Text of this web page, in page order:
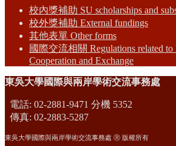
校內獎補助 SU scholarships and
校外獎補助 External fundings
其他表單 Other forms
國際交流相關 Regulations related to
Cooperation and Exchange
東吳大學國際與兩岸學術交流事務處
電話: 02-2881-9471 分機 5352
傳真: 02-2883-5287
東吳大學國際與兩岸學術交流事務處 Ⓡ 版權所有